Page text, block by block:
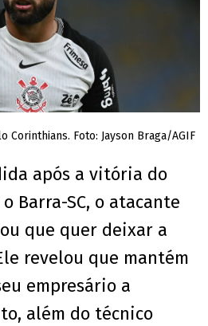
Foto: Jayson Braga/AGIF
após a vitória do
Barra-SC, o atacante
que quer deixar a
revelou que mantém
empresário a
além do técnico